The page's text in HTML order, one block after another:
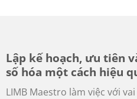
Lập kế hoạch, ưu tiên
số hóa một cách hiệu
LIMB Maestro làm việc với